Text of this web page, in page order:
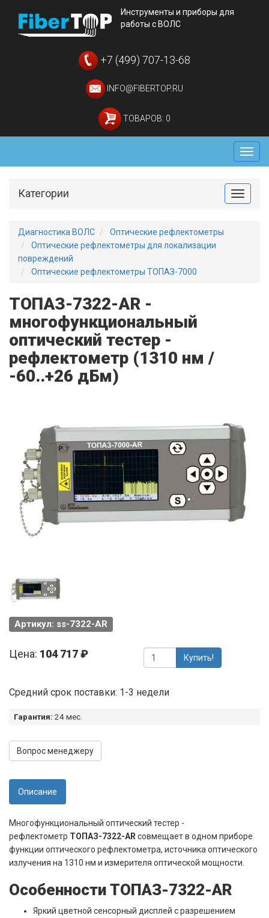
Инструменты и приборы для
работы с ВОЛС
+7 (499) 707-13-68
INFO@FIBERTOP.RU
ТОВАРОВ: 0
Меню
Toggle
Категории
Диагностика ВОЛС
Оптические рефлектометры
Оптические рефлектометры для локализации
повреждений
Оптические рефлектометры ТОПАЗ-7000
ТОПАЗ-7322-AR -
многофункциональный
оптический тестер -
рефлектометр (1310 нм /
-60..+26 дБм)
Артикул: ss-7322-AR
Цена: 104 717 ₽ Купить!
Средний срок поставки: 1-3 недели
Гарантия: 24 мес.
Вопрос менеджеру
Описание
Многофункциональный оптический тестер -
рефлектометр ТОПАЗ-7322-AR cовмещает в одном приборе
функции оптического рефлектометра, источника оптического
излучения на 1310 нм и измерителя оптической мощности.
Особенности ТОПАЗ-7322-AR
Яркий цветной сенсорный дисплей с разрешением